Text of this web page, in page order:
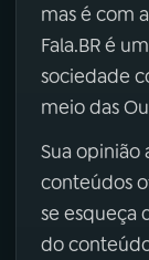
mas é com
Fala.BR é
sociedade
meio das
Sua opinião
conteúdos
se esqueça
do